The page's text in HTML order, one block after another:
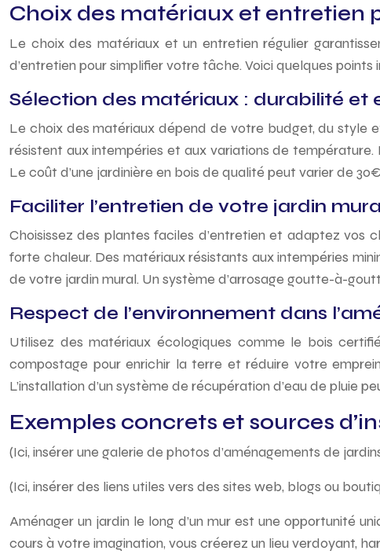
Choix des matériaux et entretien
Le choix des matériaux et un entretien régulier
d’entretien pour simplifier votre tâche. Voici quelques points
Sélection des matériaux : durabilité et
Le choix des matériaux dépend de votre budget, du style
résistent aux intempéries et aux variations de
Le coût d’une jardinière en bois de qualité peut varier de
Faciliter l’entretien de votre jardin
Choisissez des plantes faciles d’entretien et adaptez vos
forte chaleur. Des matériaux résistants aux intempéries
de votre jardin mural. Un système d’arrosage goutte-à-
Respect de l’environnement dans
Utilisez des matériaux écologiques comme le bois
compostage pour enrichir la terre et réduire votre
L’installation d’un système de récupération d’eau de pluie
Exemples concrets et sources
(Ici, insérer une galerie de photos d’aménagements de
(Ici, insérer des liens utiles vers des sites web, blogs ou
Aménager un jardin le long d’un mur est une opportunité
cours à votre imagination, vous créerez un lieu verdoyant,